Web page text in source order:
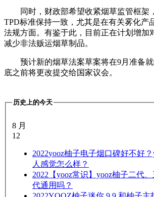
同时，财政部希望收紧烟草监管框架
TPD标准保持一致，尤其是在有关雾化产
法规方面。有鉴于此，目前正在计划增加
减少非法贩运烟草制品。
预计新的烟草法案草案将在9月准备
底之前将更改提交给国家议会。
历史上的今天
8 月
12
2022yooz柚子电子烟口碑好不好
人感觉怎么样？
2022 【yooz常识】yooz柚子二代
代通用吗？